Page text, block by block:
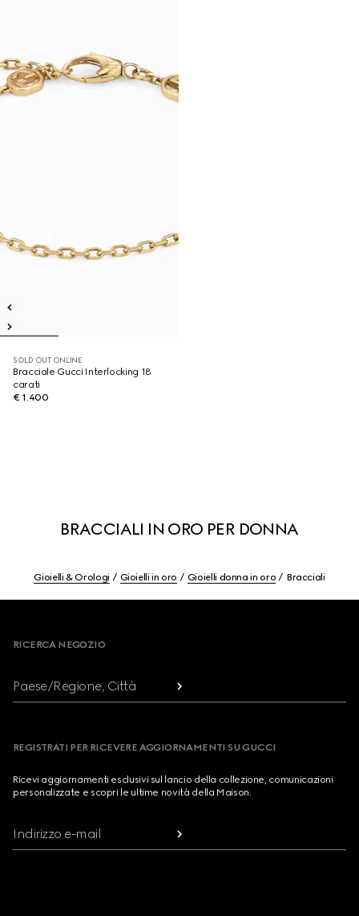
SOLD OUT ONLINE
Bracciale Gucci Interlocking 18
carati
€ 1.400
BRACCIALI IN ORO PER DONNA
Gioielli & Orologi Gioielli in oro Gioielli donna in oro Bracciali
RICERCA NEGOZIO
Paese/Regione, Città
REGISTRATI PER RICEVERE AGGIORNAMENTI SU GUCCI
Ricevi aggiornamenti esclusivi sul lancio della collezione, comunicazioni
personalizzate e scopri le ultime novità della Maison.
Indirizzo e-mail